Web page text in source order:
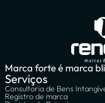
Marca forte é marca
Serviços
Consultoria de Bens
Registro de marca